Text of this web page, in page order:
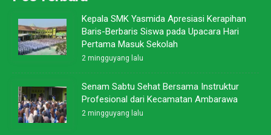
Kepala SMK Yasmida Apresiasi Kerapihan
Baris-Berbaris Siswa pada Upacara Hari
Pertama Masuk Sekolah
2 mingguyang lalu
Senam Sabtu Sehat Bersama Instruktur
Profesional dari Kecamatan Ambarawa
2 mingguyang lalu